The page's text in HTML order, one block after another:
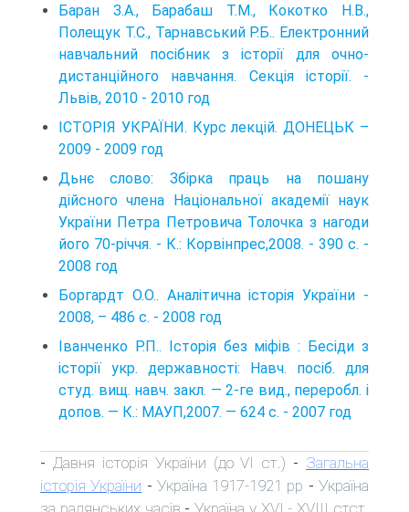
Баран З.А., Барабаш Т.М., Кокотко Н.В.,
Полещук Т.С., Тарнавський Р.Б.. Електронний
навчальний посібник з історії для очно-
дистанційного навчання. Секція історії. -
Львів, 2010 - 2010 год
ІСТОРІЯ УКРАЇНИ. Курс лекцій. ДОНЕЦЬК –
2009 - 2009 год
Дьнє слово: Збірка праць на пошану
дійсного члена Національної академії наук
України Петра Петровича Толочка з нагоди
його 70-річчя. - К.: Корвінпрес,2008. - 390 с. -
2008 год
Боргардт О.О.. Аналітична історія України -
2008, – 486 c. - 2008 год
Іванченко Р.П.. Історія без міфів : Бесіди з
історії укр. державності: Навч. посіб. для
студ. вищ. навч. закл. — 2-ге вид., переробл. і
допов. — К.: МАУП,2007. — 624 с. - 2007 год
- Давня історія України (до VI ст.) - Загальна
історія України - Україна 1917-1921 рр -Україна
за радянських часів
Україна у XVI - XVIII стст.